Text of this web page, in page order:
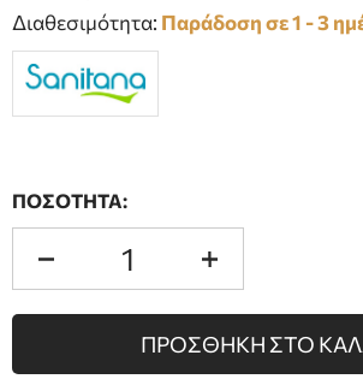
Διαθεσιμότητα: Παράδοση σε 1 - 3
ΠΟΣΟΤΗΤΑ:
ΠΡΟΣΘΗΚΗ ΣΤΟ